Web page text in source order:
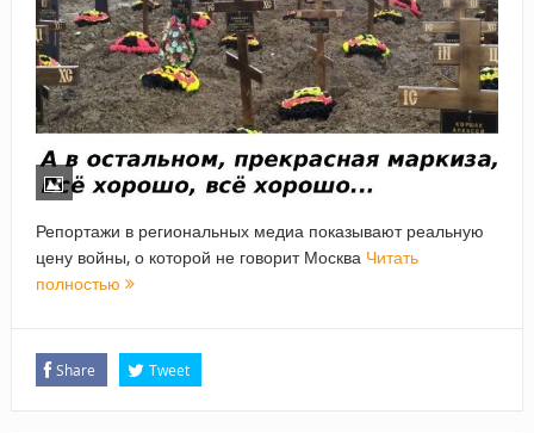
Репортажи в региональных медиа показывают реальную
цену войны, о которой не говорит Москва Читать
полностью
Share Tweet